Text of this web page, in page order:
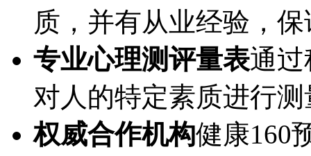
质，并有从业经验，
专业心理测评量表通
对人的特定素质进行
权威合作机构健康160